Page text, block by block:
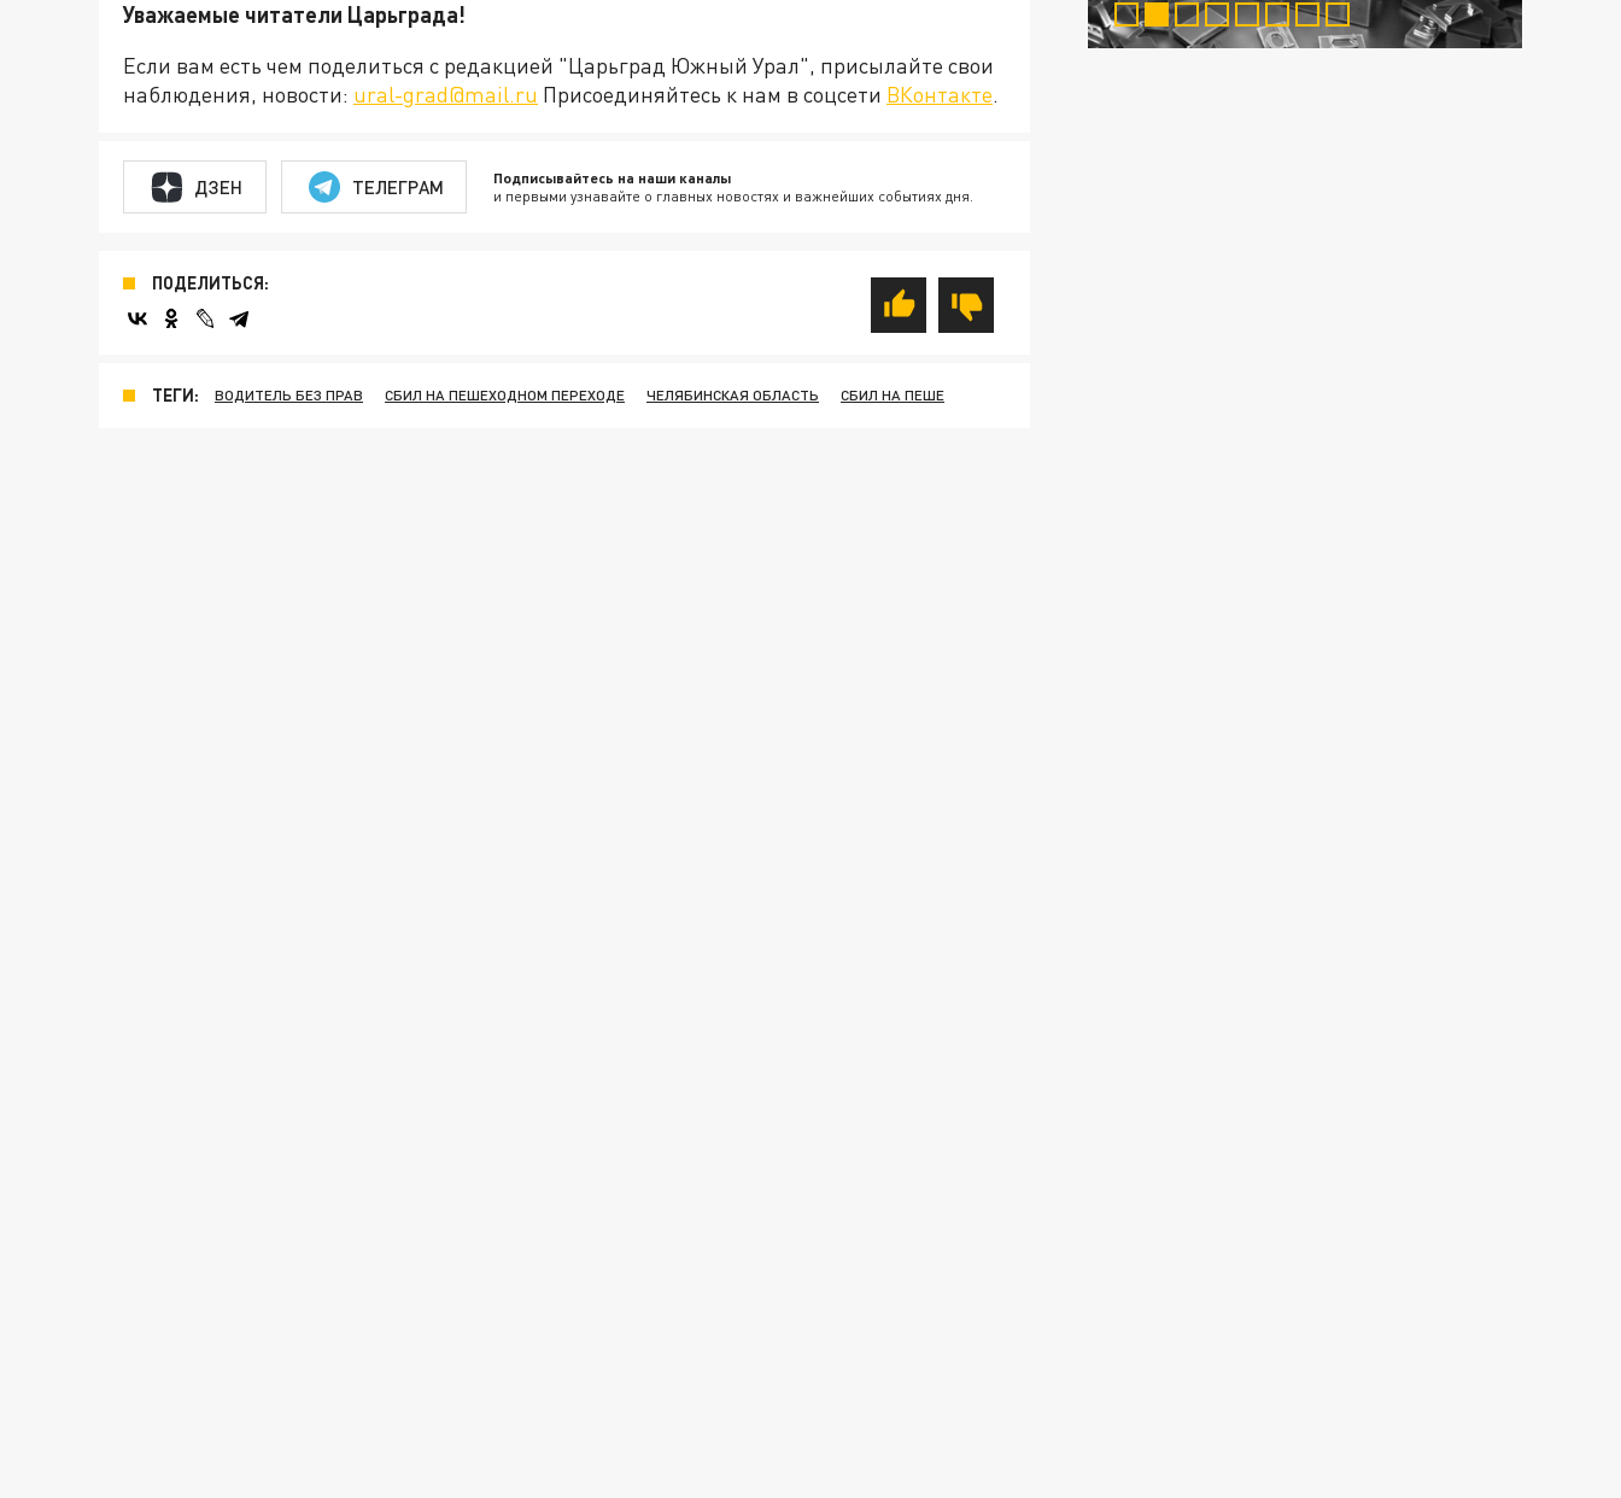
Уважаемые читатели Царьграда!
Если вам есть чем поделиться с редакцией "Царьград Южный Урал", присылайте свои
наблюдения, новости: ural-grad@mail.ru Присоединяйтесь к нам в соцсети ВКонтакте.
ДЗЕН ТЕЛЕГРАМ Подписывайтесь на наши каналы
и первыми узнавайте о главных новостях и важнейших событиях дня.
ПОДЕЛИТЬСЯ:
ТЕГИ: ВОДИТЕЛЬ БЕЗ ПРАВ СБИЛ НА ПЕШЕХОДНОМ ПЕРЕХОДЕ ЧЕЛЯБИНСКАЯ ОБЛАСТЬ СБИЛ НА ПЕШЕ